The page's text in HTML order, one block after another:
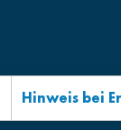
Hinweis bei